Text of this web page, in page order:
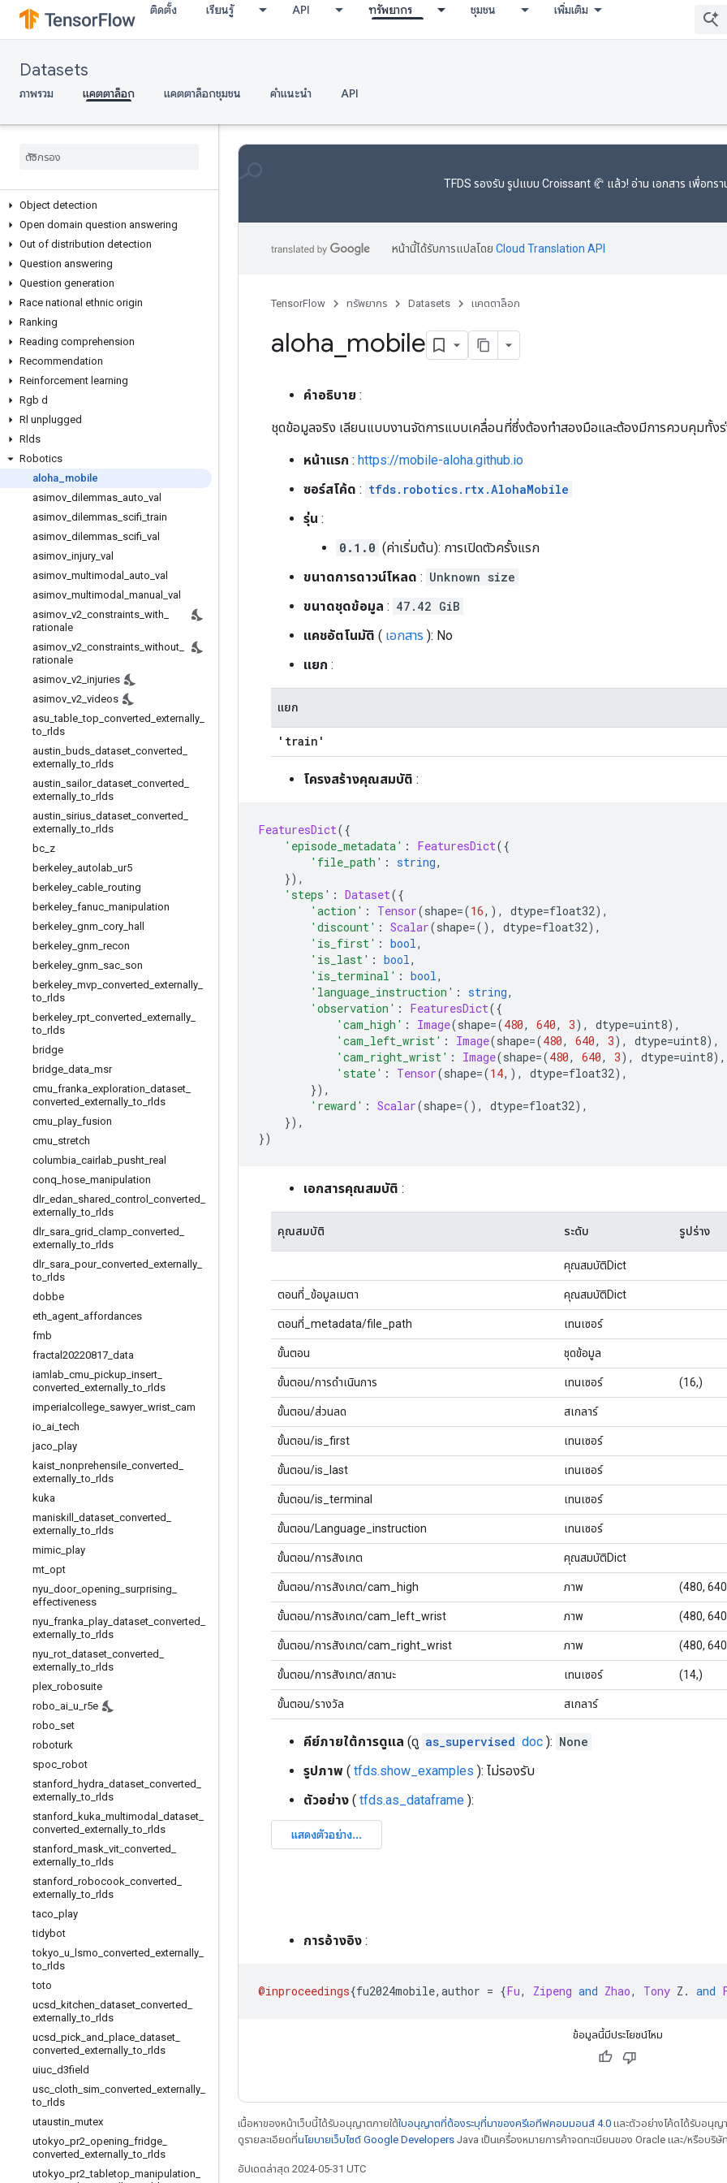
ติดตั้ง เรียนรู้ API ทรัพยากร ชุมชน เพิ่มเติม
Datasets
ภาพรวม แคตตาล็อก แคตตาล็อกชุมชน คำแนะนำ API
Language modeling
Linguistic acceptability
Monolingual
Movies and tv shows
Natural language inference
Object detection
Open domain question answering
Out of distribution detection
Question answering
Question generation
Race national ethnic origin
Ranking
Reading comprehension
Recommendation
Reinforcement learning
Rgb d
Rl unplugged
Rlds
Robotics
aloha mobile
asimov dilemmas auto val
asimov dilemmas scifi _train
asimov dilemmas scifi val
asimov injury val
asimov multimodal auto val
asimov multimodal manual
val
asimov v2 constraints with
rationale
asimov v2 constraints without
rationale
asimov v2 injuries
asimov v2 videos
asu _table _top converted externally
to rlds
austin buds dataset converted
externally _to rlds
austin sailor_ dataset converted
externally _to rlds
austin sirius dataset converted
externally _to rlds
bc z
berkeley autolab ur5
berkeley cable routing
berkeley fanuc manipulation
berkeley gnm cory hall
berkeley gnm recon
berkeley gnm sac son
berkeley mvp converted externally
to rlds
berkeley rpt converted externally
to rlds
bridge
bridge data msr
cmu franka exploration dataset
converted externally _to rlds
cmu play fusion
cmu stretch
columbia cairlab pusht real
conq hose manipulation
dlr_ edan shared control converted
externally _to rlds
dlr_ sara grid clamp converted
externally _to rlds
dlr_ sara pour_ converted externally
to rlds
dobbe
eth agent affordances
fmb
fractal20220817 data
iamlab cmu pickup insert
converted externally _to rlds
imperialcollege sawyer_ wrist cam
io ai _tech
jaco play
kaist nonprehensile converted
externally _to rlds
kuka
maniskill
dataset converted
externally _to rlds
mimic play
mt opt
nyu door_ opening surprising
effectiveness
nyu franka play dataset converted
externally _to rlds
nyu rot dataset converted
externally _to rlds
plex robosuite
robo ai u r5e
robo set
roboturk
spoc robot
stanford
hydra dataset converted
externally _to rlds
stanford
kuka multimodal dataset
converted externally _to rlds
stanford mask vit converted
externally _to rlds
stanford robocook converted
externally _to rlds
taco play
tidybot
tokyo u lsmo converted externally
to rlds
toto
ucsd
kitchen dataset converted
externally _to rlds
ucsd pick and place dataset
converted externally _to rlds
uiuc d3field
usc cloth sim converted externally
to rlds
utaustin mutex
utokyo pr2 opening fridge
converted externally _to rlds
utokyo pr2 _tabletop manipulation
TFDS รองรับ รูปแบบ Croissant 🥐 แล้ว! อ่าน เอกสาร เพื่อทร
หน้านี้ได้รับการแปลโดย Cloud Translation API
TensorFlow ทรัพยากร Datasets แคตตาล็อก
aloha mobile
คำอธิบาย :
ชุดข้อมูลจริง เลียนแบบงานจัดการแบบเคลื่อนที่ซึ่งต้องทำสองมือและต้องมีการควบคุมทั้งร่
หน้าแรก : https://mobile-aloha.github.io
ซอร์สโค้ด : tfds.robotics.rtx.AlohaMobile
รุ่น :
0.1.0 (ค่าเริ่มต้น): การเปิดตัวครั้งแรก
ขนาดการดาวน์โหลด : Unknown size
ขนาดชุดข้อมูล : 47.42 GiB
แคชอัตโนมัติ ( เอกสาร ): No
แยก :
แยก
'train'
โครงสร้างคุณสมบัติ :
FeaturesDict({
'episode_metadata' : FeaturesDict({
'file_path' : string,
}),
'steps' : Dataset({
'action' : Tensor(shape=(16,), dtype=float32),
'discount' : Scalar(shape=(), dtype=float32),
'is_first' : bool,
'is_last' : bool,
'is_terminal' : bool,
'language_instruction' : string,
'observation' : FeaturesDict({
'cam_high' : Image(shape=(480, 640, 3), dtype=uint8),
'cam_left_wrist' : Image(shape=(480, 640, 3), dtype=uint8),
'cam_right_wrist' : Image(shape=(480, 640, 3), dtype=uint8),
'state' : Tensor(shape=(14,), dtype=float32),
}),
'reward' : Scalar(shape=(), dtype=float32),
}),
})
เอกสารคุณสมบัติ :
คุณสมบัติ ระดับ รูปร่าง
คุณสมบัติDict
ตอนที่_ข้อมูลเมตา คุณสมบัติDict
ตอนที่_metadata/file_path เทนเซอร์
ขั้นตอน ชุดข้อมูล
ขั้นตอน/การดำเนินการ เทนเซอร์ (16,)
ขั้นตอน/ส่วนลด สเกลาร์
ขั้นตอน/is_first เทนเซอร์
ขั้นตอน/is_last เทนเซอร์
ขั้นตอน/is_terminal เทนเซอร์
ขั้นตอน/Language_instruction เทนเซอร์
ขั้นตอน/การสังเกต คุณสมบัติDict
ขั้นตอน/การสังเกต/cam_high ภาพ (480,
ขั้นตอน/การสังเกต/cam_left_wrist ภาพ (480,
ขั้นตอน/การสังเกต/cam_right_wrist ภาพ (480,
ขั้นตอน/การสังเกต/สถานะ เทนเซอร์ (14,)
ขั้นตอน/รางวัล สเกลาร์
คีย์ภายใต้การดูแล (ดู as_supervised doc ): None
รูปภาพ ( tfds.show_examples ): ไม่รองรับ
ตัวอย่าง ( tfds.as_dataframe ):
การอ้างอิง :
@inproceedings{fu2024mobile, author = {Fu, Zipeng and Zhao, Tony Z . and
ข้อมูลนี้มีประโยชน์ไหม
เนื้อหาของหน้าเว็บนี้ได้รับอนุญาตภายใต้ใบอนุญาตที่ต้องระบุที่มาของครีเอทีฟคอมมอนส์ 4.0 และตัวอย่างโค้ดได้รับอนุญ
ดูรายละเอียดที่นโยบายเว็บไซต์ Google Developers Java เป็นเครื่องหมายการค้าจดทะเบียนของ Oracle และ/หรือบริษั
อัปเดตล่าสุด 2024-05-31 UTC